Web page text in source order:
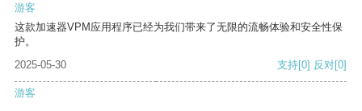
游客
这款加速器VPM应用程序已经为我们带来了无限的流畅体验和安全性保
护。
2025-05-30
支持[0] 反对[0]
游客